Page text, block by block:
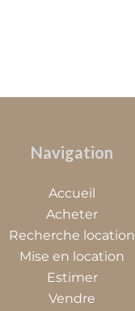
Navigation
Accueil
Acheter
Recherche location
Mise en location
Estimer
Vendre